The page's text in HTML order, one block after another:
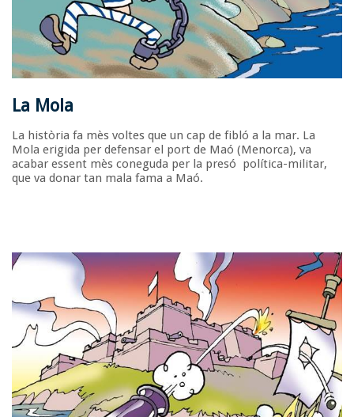
La Mola
La història fa mès voltes que un cap de fibló a la mar. La
Mola erigida per defensar el port de Maó (Menorca), va
acabar essent mès coneguda per la presó política-militar,
que va donar tan mala fama a Maó.